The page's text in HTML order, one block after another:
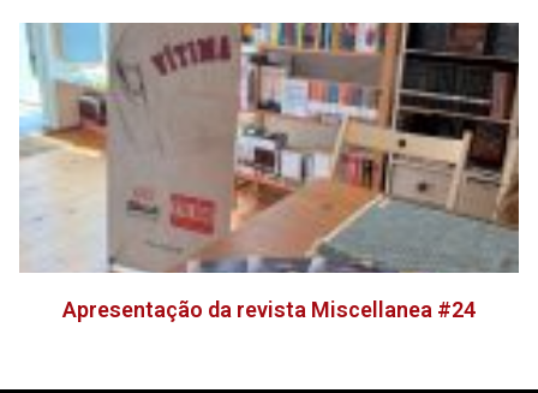
Apresentação da revista Miscellanea #24